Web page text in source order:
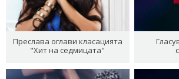
Преслава оглави класацията
"Хит на седмицата"